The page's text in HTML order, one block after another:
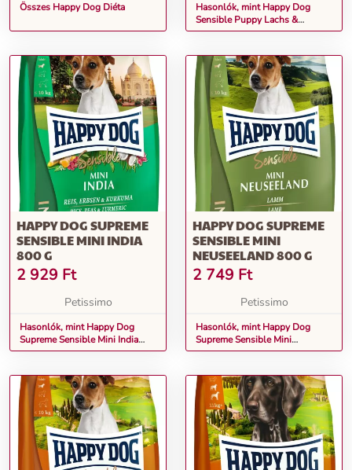
Összes Happy Dog Diéta
Hasonlók, mint Happy Dog
Sensible Puppy Lachs &
Kartoffel 1 kg
HAPPY DOG SUPREME
SENSIBLE MINI INDIA
800 G
2 929 Ft
Petissimo
Hasonlók, mint Happy Dog
Supreme Sensible Mini India
800 g
HAPPY DOG SUPREME
SENSIBLE MINI
NEUSEELAND 800 G
2 749 Ft
Petissimo
Hasonlók, mint Happy Dog
Supreme Sensible Mini
Neuseeland 800 g